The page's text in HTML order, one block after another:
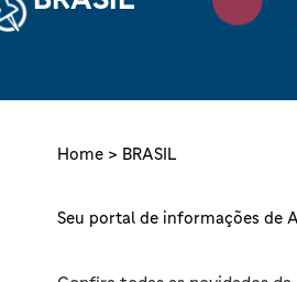
Home > BRASIL
Seu portal de informações de